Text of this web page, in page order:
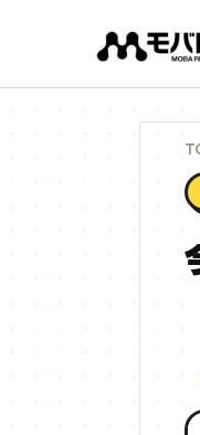
ス